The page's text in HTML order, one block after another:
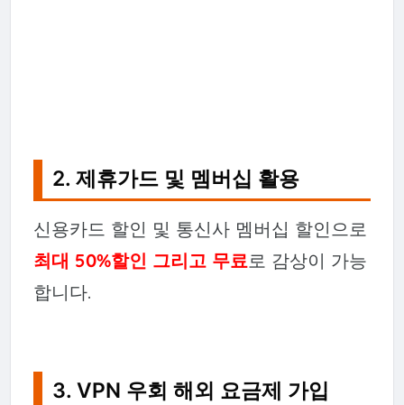
2. 제휴가드 및 멤버십 활용
신용카드 할인 및 통신사 멤버십 할인으로
최대 50%할인 그리고 무료로 감상이 가능
합니다.
3. VPN 우회 해외 요금제 가입